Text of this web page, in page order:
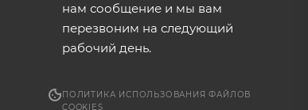
нам сообщение и мы вам
перезвоним на следующий
рабочий день.
ПОЛИТИКА ИСПОЛЬЗОВАНИЯ ФАЙЛОВ
COOKIES